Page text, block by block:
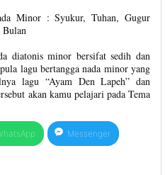
Minor : Syukur, Tuhan, Gugur
Bulan
diatonis minor bersifat sedih dan
lagu bertangga nada minor yang
lagu “Ayam Den Lapeh” dan
akan kamu pelajari pada Tema
Messenger